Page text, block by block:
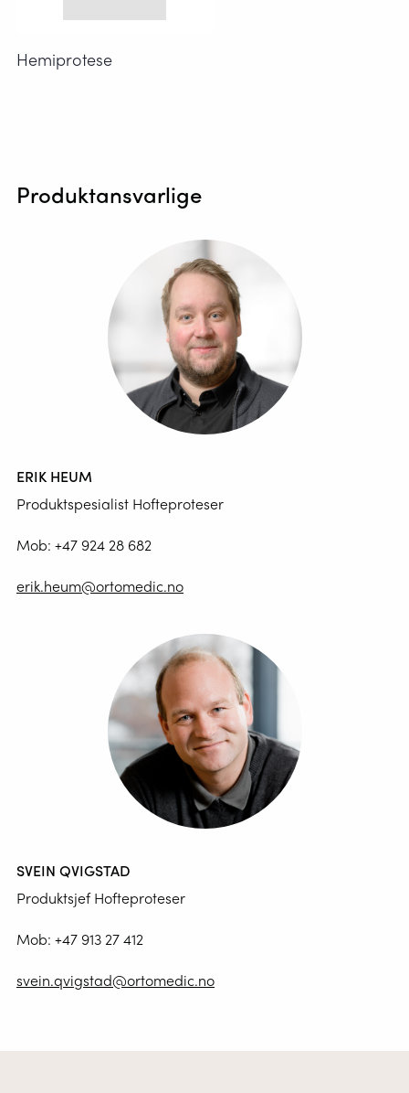
Hemiprotese
Produktansvarlige
ERIK HEUM
Produktspesialist Hofteproteser
Mob: +47 924 28 682
erik.heum@ortomedic.no
SVEIN QVIGSTAD
Produktsjef Hofteproteser
Mob: +47 913 27 412
svein.qvigstad@ortomedic.no